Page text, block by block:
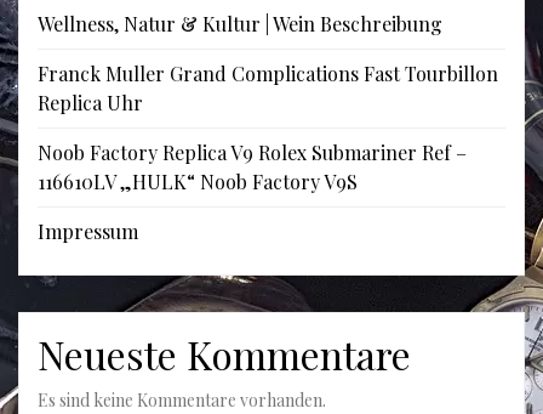
Wellness, Natur & Kultur | Wein Beschreibung
Franck Muller Grand Complications Fast Tourbillon
Replica Uhr
Noob Factory Replica V9 Rolex Submariner Ref –
116610LV „HULK“ Noob Factory V9S
Impressum
Neueste Kommentare
Es sind keine Kommentare vorhanden.